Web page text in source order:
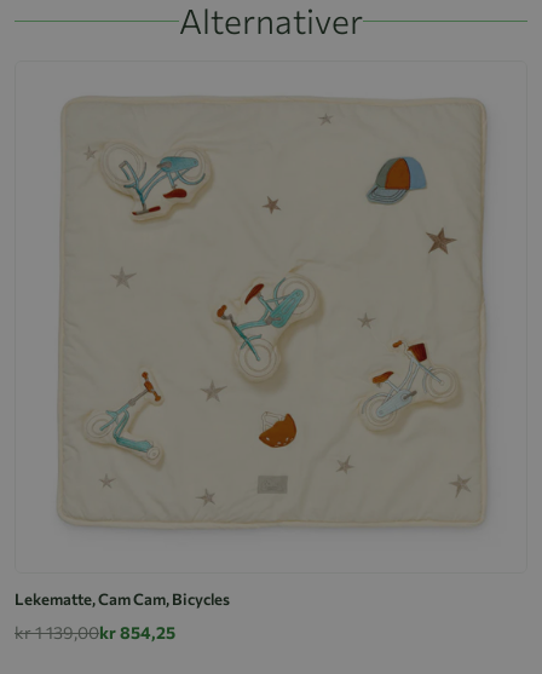
Alternativer
Lekematte, Cam Cam, Bicycles
kr 1 139,00kr 854,25